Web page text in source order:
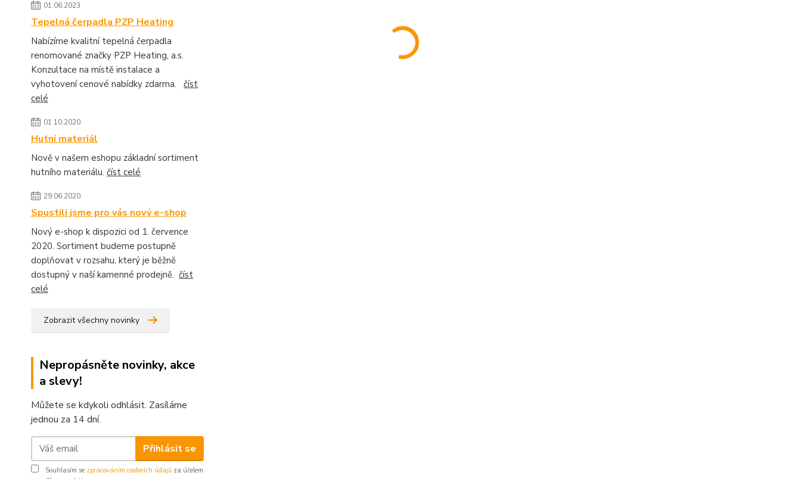
01.06.2023
Tepelná čerpadla PZP Heating
Nabízíme kvalitní tepelná čerpadla
renomované značky PZP Heating, a.s.
Konzultace na místě instalace a
vyhotovení cenové nabídky zdarma. číst
celé
01.10.2020
Hutní materiál
Nově v našem eshopu základní sortiment
hutního materiálu. číst celé
29.06.2020
Spustili jsme pro vás nový e-shop
Nový e-shop k dispozici od 1. července
2020. Sortiment budeme postupně
doplňovat v rozsahu, který je běžně
dostupný v naší kamenné prodejně. číst
celé
Zobrazit všechny novinky
Nepropásněte novinky, akce
a slevy!
Můžete se kdykoli odhlásit. Zasíláme
jednou za 14 dní.
Přihlásit se
Souhlasím se zpracováním osobních údajů za účelem